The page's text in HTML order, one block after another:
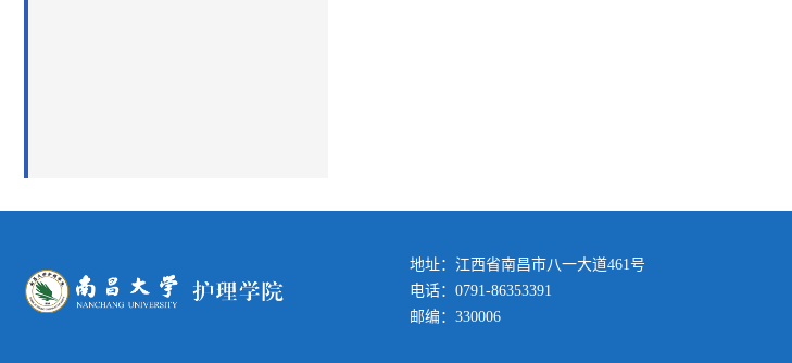
地址：江西省南昌市八一大道461号
电话：0791-86353391
邮编：330006